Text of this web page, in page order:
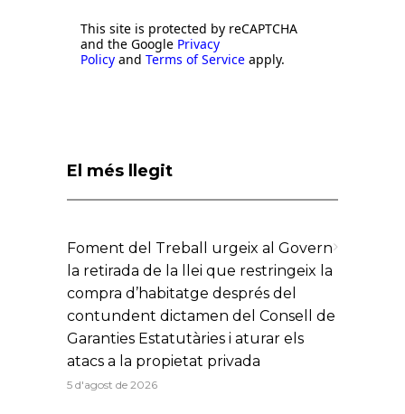
This site is protected by reCAPTCHA
and the Google Privacy
Policy and Terms of Service apply.
El més llegit
Foment del Treball urgeix al Govern
la retirada de la llei que restringeix la
compra d’habitatge després del
contundent dictamen del Consell de
Garanties Estatutàries i aturar els
atacs a la propietat privada
5 d'agost de 2026